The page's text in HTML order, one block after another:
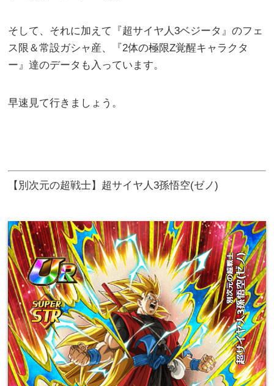
そして、それに加えて『超サイヤ人3ベジータ』のフェ
ス限＆常設ガシャ産、『2体の極限Z覚醒キャラクタ
ー』達のデータも入っています。
早速見て行きましょう。
【別次元の超戦士】超サイヤ人3孫悟空(ゼノ)